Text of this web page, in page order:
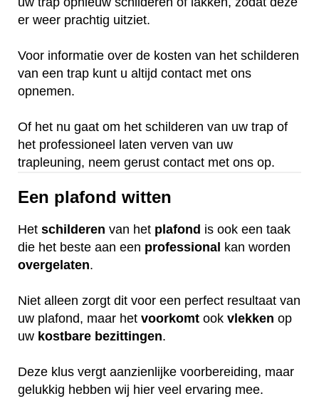
er weer prachtig uitziet.
Voor informatie over de kosten van het schilderen
van een trap kunt u altijd contact met ons
opnemen.
Of het nu gaat om het schilderen van uw trap of
het professioneel laten verven van uw
trapleuning, neem gerust contact met ons op.
Een plafond witten
Het schilderen van het plafond is ook een taak
die het beste aan een professional kan worden
overgelaten.
Niet alleen zorgt dit voor een perfect resultaat van
uw plafond, maar het voorkomt ook vlekken op
uw kostbare bezittingen.
Deze klus vergt aanzienlijke voorbereiding, maar
gelukkig hebben wij hier veel ervaring mee.